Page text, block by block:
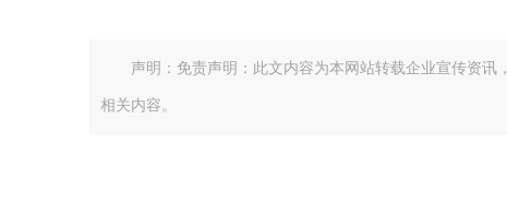
声明：免责声明：此文内容为本网站转载企业宣传资
相关内容。